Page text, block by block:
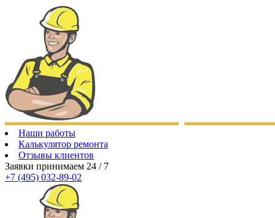
Наши работы
Калькулятор ремонта
Отзывы клиентов
Заявки принимаем 24 / 7
+7 (495) 032-89-02